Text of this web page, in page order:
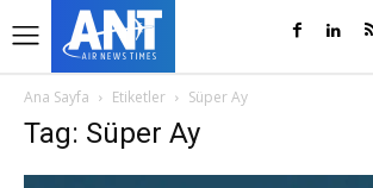
Ana Sayfa Etiketler Süper Ay
Tag: Süper Ay